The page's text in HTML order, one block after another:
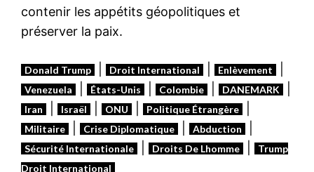
contenir les appétits géopolitiques et
préserver la paix.
Donald Trump Droit International Enlèvement
Venezuela États-Unis Colombie DANEMARK
Iran Israël ONU Politique Étrangère
Militaire Crise Diplomatique Abduction
Sécurité Internationale Droits De Lhomme
Trump
Droit International